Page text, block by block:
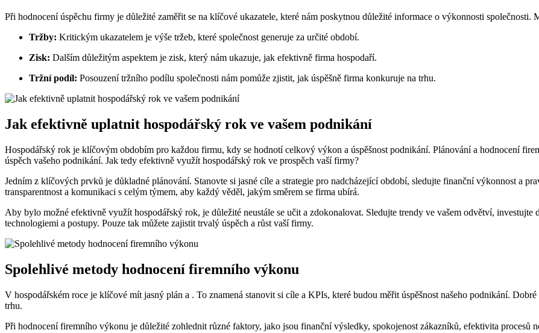
Při hodnocení úspěchu firmy je důležité zaměřit se na klíčové ukazatele, které nám poskytnou důležité informace o výkonnosti společnosti.
Tržby: Kritickým ukazatelem je výše tržeb, které společnost generuje za určité období.
Zisk: Dalším důležitým aspektem je zisk, který nám ukazuje, jak efektivně firma hospodaří.
Tržní podíl: Posouzení tržního podílu společnosti nám pomůže zjistit, jak úspěšně firma konkuruje na trhu.
Jak efektivně uplatnit hospodářský rok ve vašem podnikání
Hospodářský rok je klíčovým obdobím pro každou firmu, kdy se hodnotí celkový výkon a úspěšnost podnikání. Plánování a hodnocení
úspěch vašeho podnikání. Jak tedy efektivně využít hospodářský rok ve prospěch vaší firmy?
Jedním z klíčových prvků je důkladné plánování. Stanovte si jasné cíle a strategie pro nadcházející období, sledujte finanční výkonnost a
transparentnost a komunikaci s celým týmem, aby každý věděl, jakým směrem se firma ubírá.
Aby bylo možné efektivně využít hospodářský rok, je důležité neustále se učit a zdokonalovat. Sledujte trendy ve vašem odvětví, investujte
technologiemi a postupy. Pouze tak můžete zajistit trvalý úspěch a růst vaší firmy.
Spolehlivé metody hodnocení firemního výkonu
V hospodářském roce je klíčové mít jasný plán a . To znamená stanovit si cíle a KPIs, které budou měřit úspěšnost našeho podnikání.
trhu.
Při hodnocení firemního výkonu je důležité zohlednit různé faktory, jako jsou finanční výsledky, spokojenost zákazníků, efektivita procesů